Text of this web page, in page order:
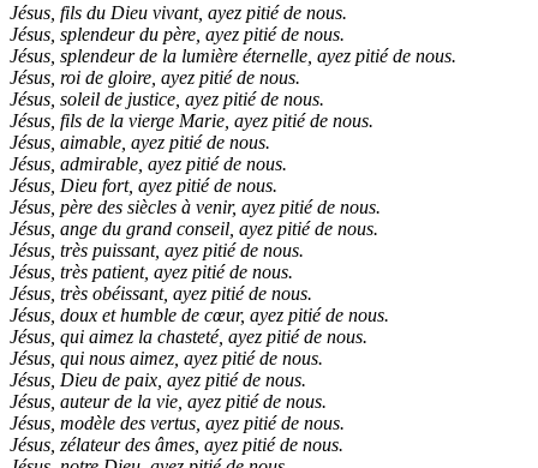
Jésus, fils du Dieu vivant, ayez pitié de nous.
Jésus, splendeur du père, ayez pitié de nous.
Jésus, splendeur de la lumière éternelle, ayez pitié de nous.
Jésus, roi de gloire, ayez pitié de nous.
Jésus, soleil de justice, ayez pitié de nous.
Jésus, fils de la vierge Marie, ayez pitié de nous.
Jésus, aimable, ayez pitié de nous.
Jésus, admirable, ayez pitié de nous.
Jésus, Dieu fort, ayez pitié de nous.
Jésus, père des siècles à venir, ayez pitié de nous.
Jésus, ange du grand conseil, ayez pitié de nous.
Jésus, très puissant, ayez pitié de nous.
Jésus, très patient, ayez pitié de nous.
Jésus, très obéissant, ayez pitié de nous.
Jésus, doux et humble de cœur, ayez pitié de nous.
Jésus, qui aimez la chasteté, ayez pitié de nous.
Jésus, qui nous aimez, ayez pitié de nous.
Jésus, Dieu de paix, ayez pitié de nous.
Jésus, auteur de la vie, ayez pitié de nous.
Jésus, modèle des vertus, ayez pitié de nous.
Jésus, zélateur des âmes, ayez pitié de nous.